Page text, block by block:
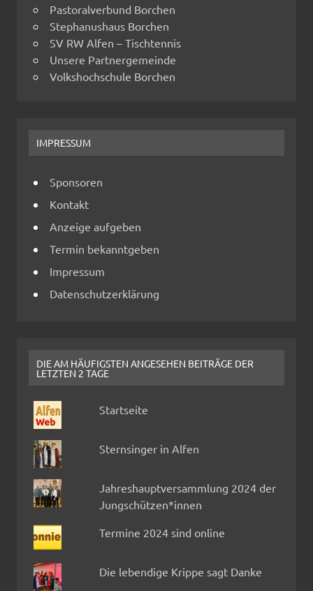
Pastoralverbund Borchen
Stephanushaus Borchen
SV RW Alfen – Tischtennis
Unsere Partnergemeinde
Volkshochschule Borchen
IMPRESSUM
Sponsoren
Kontakt
Anzeige aufgeben
Termin bekanntgeben
Impressum
Datenschutzerklärung
DIE AM HÄUFIGSTEN ANGESEHEN BEITRÄGE DER
LETZTEN 2 TAGE
Startseite
Sternsinger in Alfen
Jahreshauptversammlung 2024 der
Jungschützen*innen
Termine 2024 sind online
Die lebendige Krippe sagt Danke